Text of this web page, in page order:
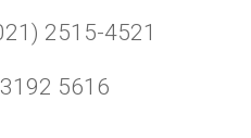
2515-4521
5616